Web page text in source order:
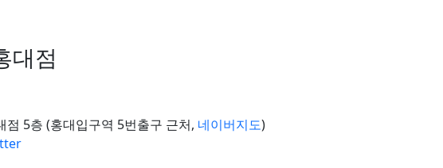
대점
점 5층 (홍대입구역 5번출구 근처, 네이버지도)